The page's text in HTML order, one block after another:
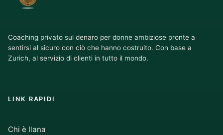
Coaching privato sul denaro per donne ambiziose pronte a
sentirsi al sicuro con ciò che hanno costruito. Con base a
Zurich, al servizio di clienti in tutto il mondo.
LINK RAPIDI
Chi è Ilana